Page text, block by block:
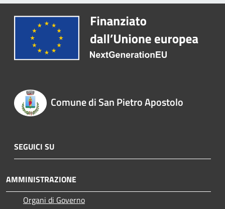
Comune di San Pietro Apostolo
SEGUICI SU
AMMINISTRAZIONE
Organi di Governo